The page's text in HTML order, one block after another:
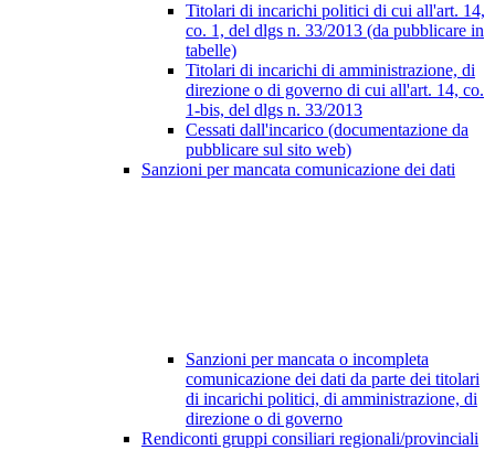
Titolari di incarichi politici di cui all'art. 14,
co. 1, del dlgs n. 33/2013 (da pubblicare in
tabelle)
Titolari di incarichi di amministrazione, di
direzione o di governo di cui all'art. 14, co.
1-bis, del dlgs n. 33/2013
Cessati dall'incarico (documentazione da
pubblicare sul sito web)
Sanzioni per mancata comunicazione dei dati
Sanzioni per mancata o incompleta
comunicazione dei dati da parte dei titolari
di incarichi politici, di amministrazione, di
direzione o di governo
Rendiconti gruppi consiliari regionali/provinciali